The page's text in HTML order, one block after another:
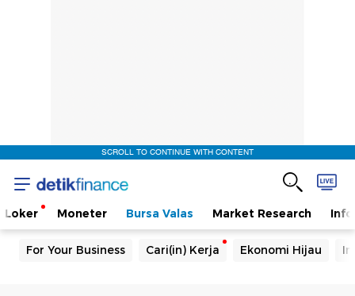
SCROLL TO CONTINUE WITH CONTENT
Loker Moneter Bursa Valas Market Research
For Your Business Cari(in) Kerja Ekonomi Hijau